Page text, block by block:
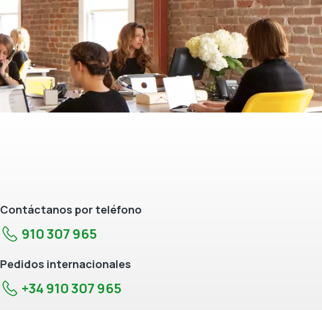
Contáctanos por teléfono
910 307 965
Pedidos internacionales
+34 910 307 965